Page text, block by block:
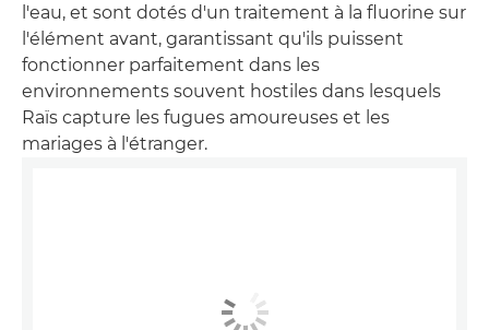
l'eau, et sont dotés d'un traitement à la fluorine sur
l'élément avant, garantissant qu'ils puissent
fonctionner parfaitement dans les
environnements souvent hostiles dans lesquels
Raïs capture les fugues amoureuses et les
mariages à l'étranger.